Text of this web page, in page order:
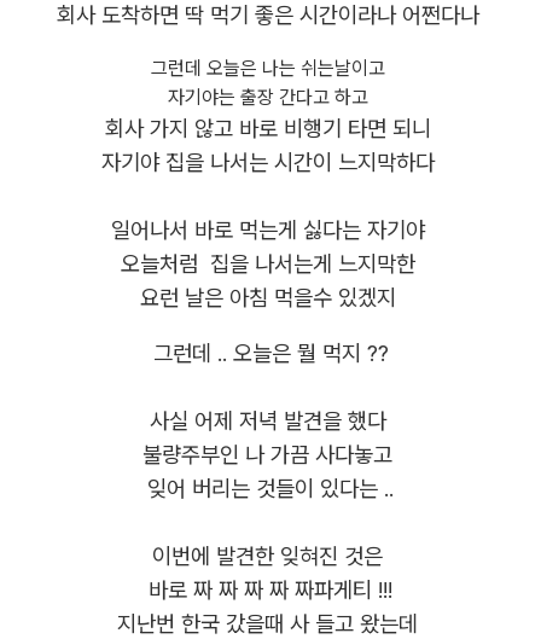
회사 도착하면 딱 먹기 좋은 시간이라나 어쩐다나
그런데 오늘은 나는 쉬는날이고
자기야는 출장 간다고 하고
회사 가지 않고 바로 비행기 타면 되니
자기야 집을 나서는 시간이 느지막하다
일어나서 바로 먹는게 싫다는 자기야
오늘처럼 집을 나서는게 느지막한
요런 날은 아침 먹을수 있겠지
그런데 .. 오늘은 뭘 먹지 ??
사실 어제 저녁 발견을 했다
불량주부인 나 가끔 사다놓고
잊어 버리는 것들이 있다는 ..
이번에 발견한 잊혀진 것은
바로 짜 짜 짜 짜 짜파게티 !!!
지난번 한국 갔을때 사 들고 왔는데